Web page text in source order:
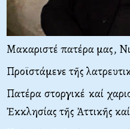
Μακαριστέ πατέρα μας,
Προϊστάμενε τῆς
Πατέρα στοργικέ καί
Ἐκκλησίας τῆς Ἀττικῆς